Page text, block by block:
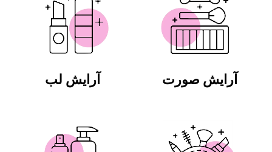
آرایش صورت آرایش لب